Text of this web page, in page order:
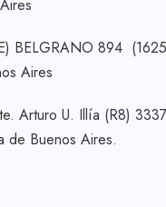
BELGRANO 894
Aires
Arturo U. Illía (R8)
de Buenos Aires.